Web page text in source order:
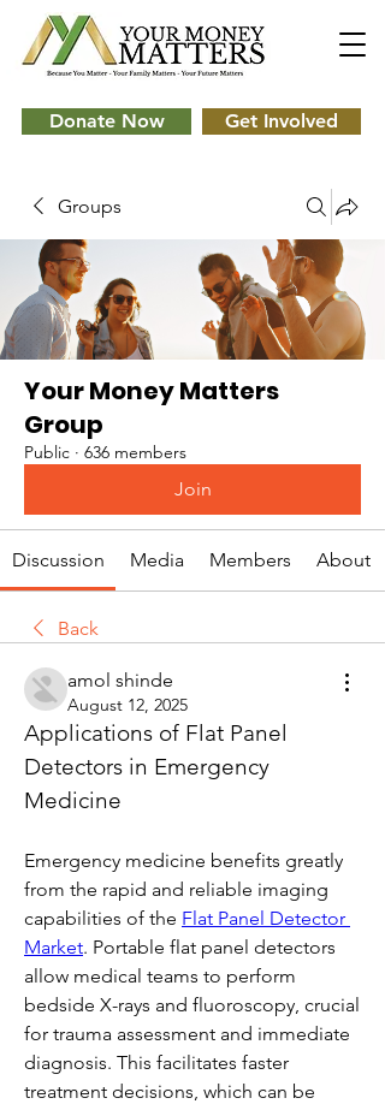
Donate Now Get Involved
Groups
Your Money Matters
Group
Public · 636 members
Join
Discussion Media Members About
Back
amol shinde
August 12, 2025
Applications of Flat Panel
Detectors in Emergency
Medicine
Emergency medicine benefits greatly
from the rapid and reliable imaging
capabilities of the Flat Panel Detector
Market. Portable flat panel detectors
allow medical teams to perform
bedside X-rays and fluoroscopy, crucial
for trauma assessment and immediate
diagnosis. This facilitates faster
treatment decisions, which can be